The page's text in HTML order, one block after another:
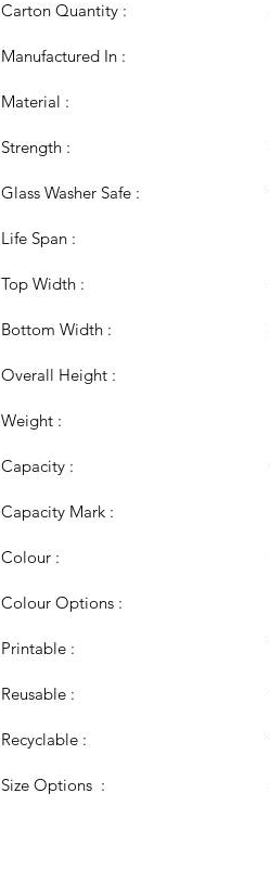
Carton Quantity :
Manufactured In :
Material :
Strength :
Glass Washer Safe :
Life Span :
Top Width :
Bottom Width :
Overall Height :
Weight :
Capacity :
Capacity Mark :
Colour :
Colour Options :
Printable :
Reusable :
Recyclable :
Size Options  :